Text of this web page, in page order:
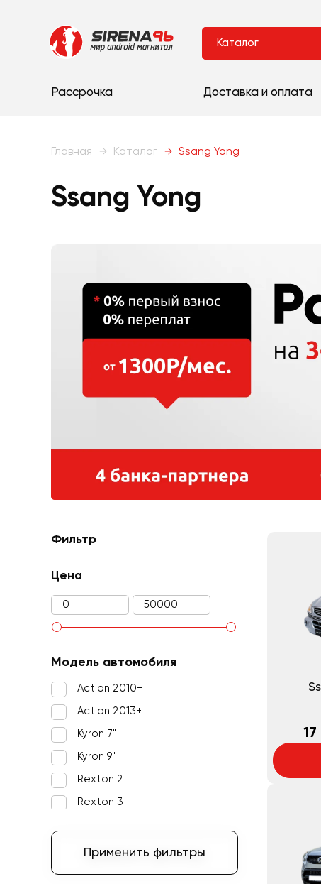
Каталог
Рассрочка Доставка и оплата
Главная Каталог Ssang Yong
Ssang Yong
Фильтр
Цена
Модель автомобиля
Action 2010+
Action 2013+
Kyron 7"
Kyron 9"
Rexton 2
Rexton 3
Применить фильтры